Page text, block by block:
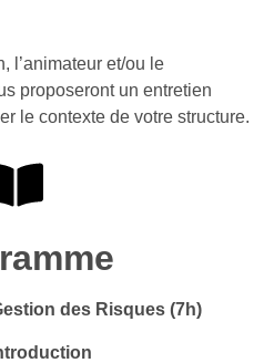
l’animateur et/ou le
proposeront un entretien
le contexte de votre structure.
des Risques (7h)